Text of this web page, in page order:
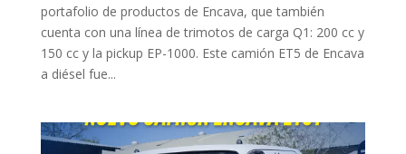
portafolio de productos de Encava, que también
cuenta con una línea de trimotos de carga Q1: 200 cc y
150 cc y la pickup EP-1000. Este camión ET5 de Encava
a diésel fue...